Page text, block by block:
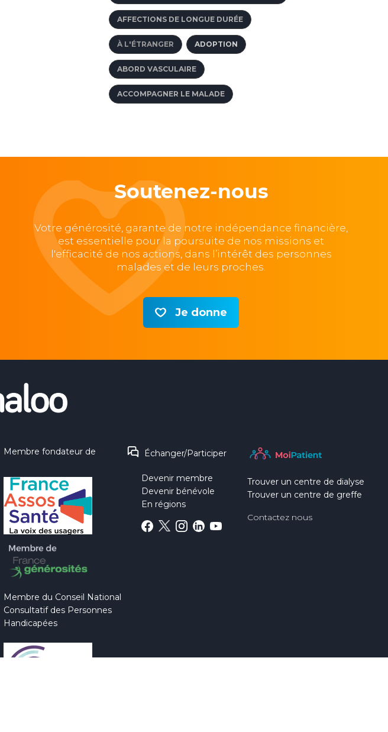
AFFECTIONS DE LONGUE DURÉE
À L'ÉTRANGER ADOPTION
ABORD VASCULAIRE
ACCOMPAGNER LE MALADE
Soutenez-nous
Votre générosité, garante de notre indépendance financière,
est essentielle pour la poursuite de nos missions et
l'efficacité de nos actions, dans l’intérêt des personnes
malades et de leurs proches.
Je donne
Membre fondateur de
Membre du Conseil National
Consultatif des Personnes
Handicapées
Échanger/Participer
Devenir membre
Devenir bénévole
En régions
Trouver un centre de dialyse
Trouver un centre de greffe
Contactez nous